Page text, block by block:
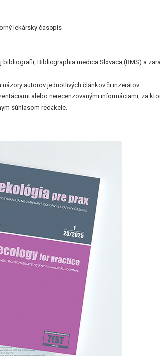
lekársky časopis
bibliografii, Bibliographia medica Slovaca (BMS) a
autorov jednotlivých článkov či inzerátov.
alebo nerecenzovanými informáciami, za
súhlasom redakcie.